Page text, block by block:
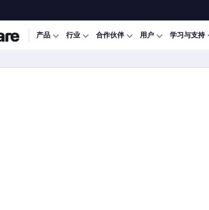
产品 行业 合作伙伴 用户 学习与支持